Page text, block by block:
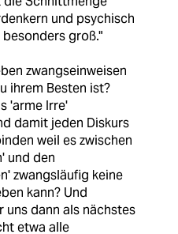
und psychisch
groß."
zwangseinweisen
ihrem Besten ist?
'arme Irre'
damit jeden Diskurs
weil es zwischen
und den
zwangsläufig keine
kann? Und
uns dann als nächstes
etwa alle